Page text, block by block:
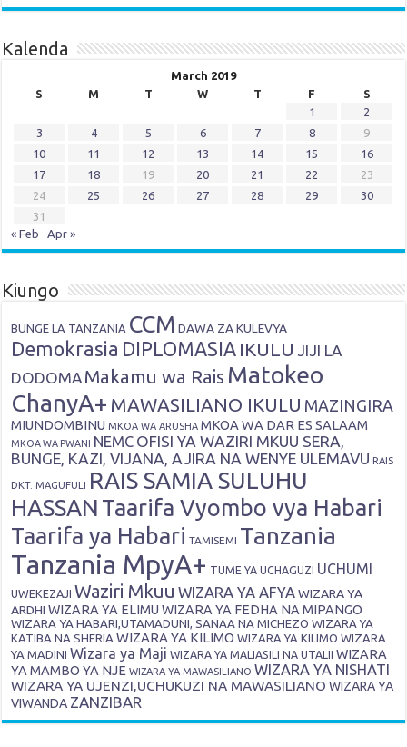
Kalenda
March 2019
S
M T W T F
S
1
2
3
4 5 6 7 8
9
10
11 12 13 14 15
16
17
18 19 20 21 22
23
24
25 26 27 28 29
30
31
« Feb
Apr »
Kiungo
BUNGE LA TANZANIA CCM DAWA ZA KULEVYA
Demokrasia DIPLOMASIA IKULU JIJI LA
DODOMA Makamu wa Rais Matokeo
ChanyA+ MAWASILIANO IKULU MAZINGIRA
MIUNDOMBINU MKOA WA ARUSHA MKOA WA DAR ES SALAAM
MKOA WA PWANI NEMC OFISI YA WAZIRI MKUU SERA,
BUNGE, KAZI, VIJANA, AJIRA NA WENYE ULEMAVU RAIS
DKT. MAGUFULI RAIS SAMIA SULUHU
HASSAN Taarifa Vyombo vya Habari
Taarifa ya Habari TAMISEMI Tanzania
Tanzania MpyA+ TUME YA UCHAGUZI UCHUMI
UWEKEZAJI Waziri Mkuu WIZARA YA AFYA WIZARA YA
ARDHI WIZARA YA ELIMU WIZARA YA FEDHA NA MIPANGO
WIZARA YA HABARI,UTAMADUNI, SANAA NA MICHEZO WIZARA YA
KATIBA NA SHERIA WIZARA YA KILIMO WIZARA YA KILIMO WIZARA
YA MADINI Wizara ya Maji WIZARA YA MALIASILI NA UTALII WIZARA
YA MAMBO YA NJE WIZARA YA MAWASILIANO WIZARA YA NISHATI
WIZARA YA UJENZI,UCHUKUZI NA MAWASILIANO WIZARA YA
VIWANDA ZANZIBAR